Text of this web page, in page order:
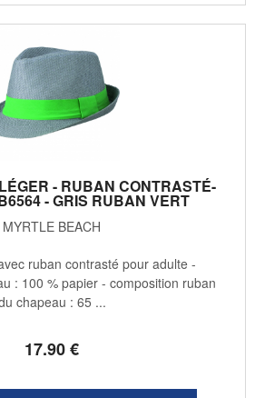
- RUBAN CONTRASTÉ-
- GRIS RUBAN VERT
MYRTLE BEACH
17.90€
ruban contrasté pour adulte -
: 100 % papier - composition ruban
chapeau : 65 ...